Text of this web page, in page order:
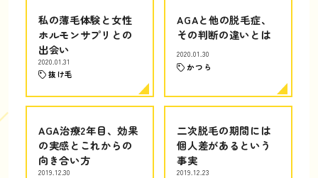
私の薄毛体験と女性
ホルモンサプリとの
出会い
2020.01.31
抜け毛
AGAと他の脱毛症、
その判断の違いとは
2020.01.30
かつら
AGA治療2年目、効果
の実感とこれからの
向き合い方
2019.12.30
二次脱毛の期間には
個人差があるという
事実
2019.12.23